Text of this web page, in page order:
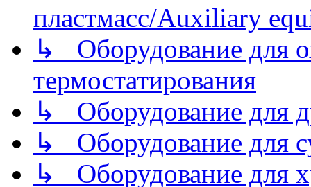
пластмасс/Auxiliary
↳ Оборудование для
термостатирования
↳ Оборудование для
↳ Оборудование для
↳ Оборудование для